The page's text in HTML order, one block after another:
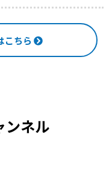
こちら
ンネル